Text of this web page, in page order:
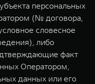
персональных
(№ договора,
словесное
либо
факт
Оператором,
данных или его